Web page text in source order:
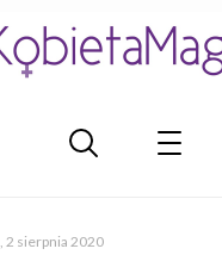
, 2 sierpnia 2020